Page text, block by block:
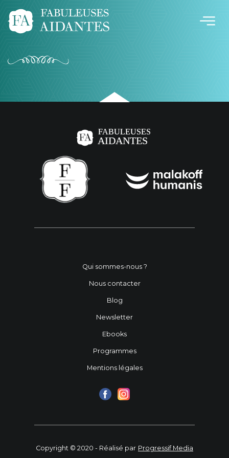
Qui sommes-nous ?
Nous contacter
Blog
Newsletter
Ebooks
Programmes
Mentions légales
Copyright © 2020 - Réalisé par Progressif Media